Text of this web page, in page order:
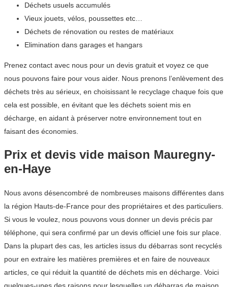
Déchets usuels accumulés
Vieux jouets, vélos, poussettes etc…
Déchets de rénovation ou restes de matériaux
Elimination dans garages et hangars
Prenez contact avec nous pour un devis gratuit et voyez ce que
nous pouvons faire pour vous aider. Nous prenons l’enlèvement des
déchets très au sérieux, en choisissant le recyclage chaque fois que
cela est possible, en évitant que les déchets soient mis en
décharge, en aidant à préserver notre environnement tout en
faisant des économies.
Prix et devis vide maison Mauregny-
en-Haye
Nous avons désencombré de nombreuses maisons différentes dans
la région Hauts-de-France pour des propriétaires et des particuliers.
Si vous le voulez, nous pouvons vous donner un devis précis par
téléphone, qui sera confirmé par un devis officiel une fois sur place.
Dans la plupart des cas, les articles issus du débarras sont recyclés
pour en extraire les matières premières et en faire de nouveaux
articles, ce qui réduit la quantité de déchets mis en décharge. Voici